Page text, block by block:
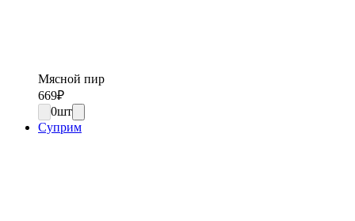
Мясной пир
669₽
0шт
Суприм